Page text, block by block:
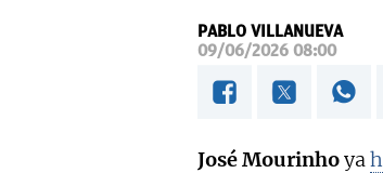
PABLO VILLANUEVA
09/06/2026 08:00
José Mourinhoya